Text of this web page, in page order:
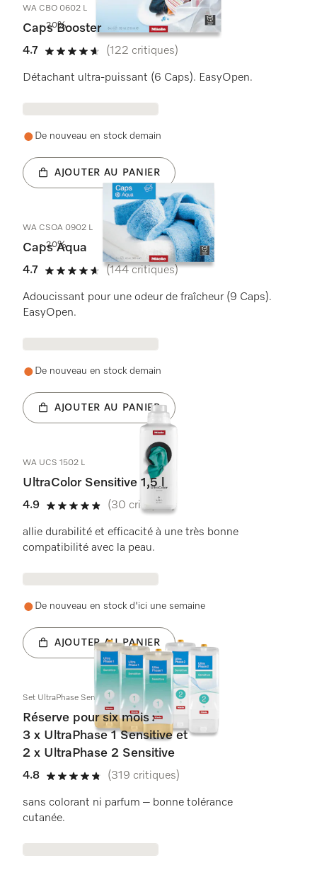
- 20%
WA CBO 0602 L
Caps Booster
4.7
4.7 étoiles sur 5
(122 critiques)
Détachant ultra-puissant (6 Caps). EasyOpen.
De nouveau en stock demain
AJOUTER AU PANIER
- 20%
WA CSOA 0902 L
Caps Aqua
4.7
4.7 étoiles sur 5
(144 critiques)
Adoucissant pour une odeur de fraîcheur (9 Caps).
EasyOpen.
De nouveau en stock demain
AJOUTER AU PANIER
WA UCS 1502 L
UltraColor Sensitive 1,5 l
4.9
4.9 étoiles sur 5
(30 critiques)
allie durabilité et efficacité à une très bonne
compatibilité avec la peau.
De nouveau en stock d'ici une semaine
AJOUTER AU PANIER
Set UltraPhase Sensitive
Réserve pour six mois :
3 x UltraPhase 1 Sensitive et
2 x UltraPhase 2 Sensitive
4.8
4.8 étoiles sur 5
(319 critiques)
sans colorant ni parfum – bonne tolérance
cutanée.